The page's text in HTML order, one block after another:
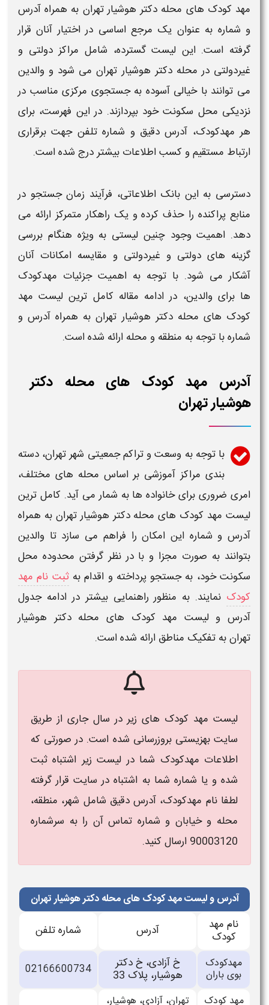
مهد کودک های محله دکتر هوشیار تهران به همراه آدرس
و شماره به عنوان یک مرجع اساسی در اختیار آنان قرار
گرفته است. این لیست گسترده، شامل مراکز دولتی و
غیردولتی در محله دکتر هوشیار تهران می شود و والدین
می توانند با خیالی آسوده به جستجوی مرکزی مناسب در
نزدیکی محل سکونت خود بپردازند. در این فهرست، برای
هر مهدکودک، آدرس دقیق و شماره تلفن جهت برقراری
ارتباط مستقیم و کسب اطلاعات بیشتر درج شده است.
دسترسی به این بانک اطلاعاتی، فرآیند زمان جستجو در
منابع پراکنده را حذف کرده و یک راهکار متمرکز ارائه می
دهد. اهمیت وجود چنین لیستی به ویژه هنگام بررسی
گزینه های دولتی و غیردولتی و مقایسه امکانات آنان
آشکار می شود. با توجه به اهمیت جزئیات مهدکودک
هابرای والدین، در ادامه مقاله کامل ترین لیست مهد
کودک های محله دکتر هوشیار تهران به همراه آدرس و
شمارهبا توجه به منطقه و محله ارائه شده است.
آدرس مهد کودک های محله دکتر
هوشیار تهران
با توجه به وسعت و تراکم جمعیتی شهرتهران، دسته
بندی مراکز آموزشی بر اساس محله های مختلف،
امری ضروری برای خانواده ها به شمار می آید. کامل ترین
لیست مهد کودک های محله دکتر هوشیار تهران به همراه
آدرس و شمارهاین امکان را فراهم می سازد تا والدین
بتوانند به صورت مجزا و با در نظر گرفتن محدوده محل
سکونت خود، به جستجو پرداخته و اقدام بهثبت نام مهد
کودک نمایند. به منظور راهنمایی بیشتر در ادامه جدول
آدرس و لیست مهد کودک های محله دکتر هوشیار
تهرانبه تفکیک مناطق ارائه شده است.
لیست مهد کودک های زیر در سال جاری از طریق
سایت بهزیستی بروزرسانی شده است. در صورتی که
اطلاعات مهدکودک شما در لیست زیر اشتباه ثبت
شده و یا شماره شما به اشتباه در سایت قرار گرفته
لطفا نام مهدکودک، آدرس دقیق شامل شهر، منطقه،
محله و خیابان و شماره تماس آن را به سرشماره
90003120 ارسال کنید.
آدرس و لیست مهد کودک های محله دکتر هوشیار تهران
نام مهد
کودک آدرس شماره تلفن
مهدکودک
بوی باران
خ آزادی، خ دکتر
هوشیار، پلاک 33
02166600734
مهد کودک
تهران، آزادی، هوشیار،